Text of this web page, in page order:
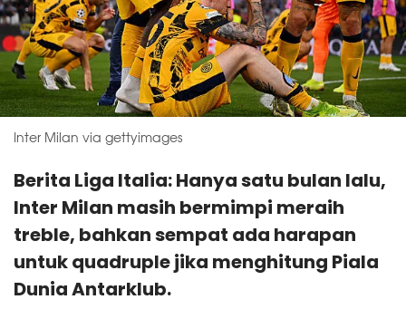
Inter Milan via gettyimages
Berita Liga Italia: Hanya satu bulan lalu,
Inter Milan masih bermimpi meraih
treble, bahkan sempat ada harapan
untuk quadruple jika menghitung Piala
Dunia Antarklub.